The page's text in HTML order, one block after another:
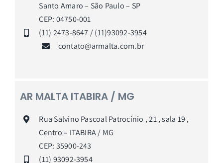
Santo Amaro – São Paulo – SP
CEP: 04750-001
(11) 2473-8647 / (11)93092-3954
contato@armalta.com.br
AR MALTA ITABIRA / MG
Rua Salvino Pascoal Patrocínio , 21 , sala 19 ,
Centro – ITABIRA / MG
CEP: 35900-243
(11) 93092-3954